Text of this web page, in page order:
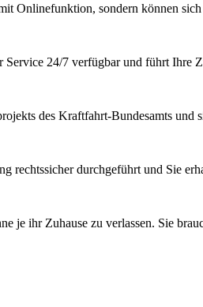
Onlinefunktion, sondern können
Service 24/7 verfügbar und führt Ihre
des Kraftfahrt-Bundesamts und
rechtssicher durchgeführt und Sie
je ihr Zuhause zu verlassen. Sie